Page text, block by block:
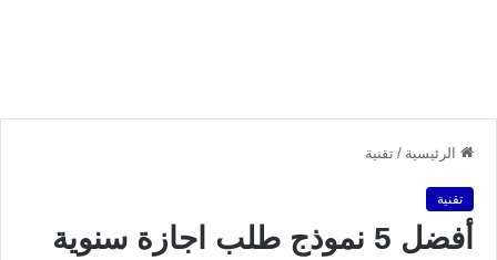
الرئيسية / تقنية
تقنية
أفضل 5 نموذج طلب اجازة سنوية